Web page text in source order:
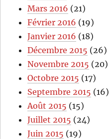
Mars 2016 (21)
Février 2016 (19)
Janvier 2016 (18)
Décembre 2015 (26)
Novembre 2015 (20)
Octobre 2015 (17)
Septembre 2015 (16)
Août 2015 (15)
Juillet 2015 (24)
Juin 2015 (19)